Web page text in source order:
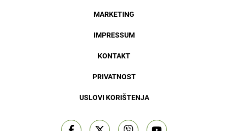
MARKETING
IMPRESSUM
KONTAKT
PRIVATNOST
USLOVI KORIŠTENJA